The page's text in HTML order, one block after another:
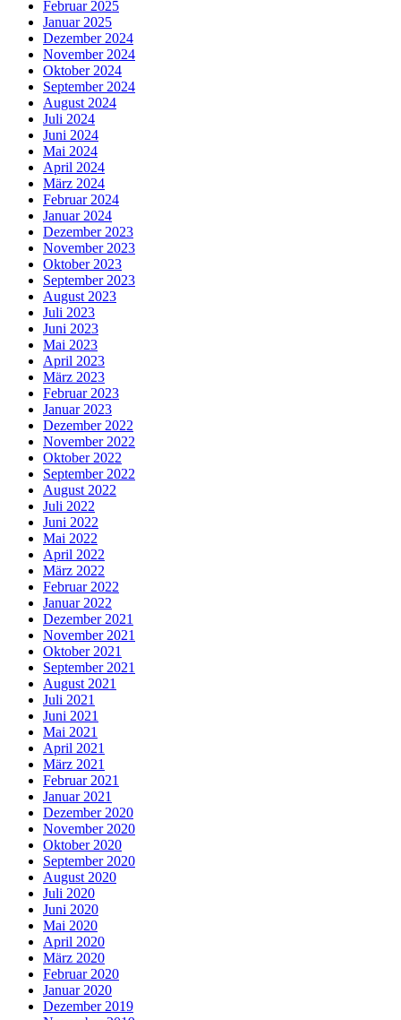
Februar 2025
Januar 2025
Dezember 2024
November 2024
Oktober 2024
September 2024
August 2024
Juli 2024
Juni 2024
Mai 2024
April 2024
März 2024
Februar 2024
Januar 2024
Dezember 2023
November 2023
Oktober 2023
September 2023
August 2023
Juli 2023
Juni 2023
Mai 2023
April 2023
März 2023
Februar 2023
Januar 2023
Dezember 2022
November 2022
Oktober 2022
September 2022
August 2022
Juli 2022
Juni 2022
Mai 2022
April 2022
März 2022
Februar 2022
Januar 2022
Dezember 2021
November 2021
Oktober 2021
September 2021
August 2021
Juli 2021
Juni 2021
Mai 2021
April 2021
März 2021
Februar 2021
Januar 2021
Dezember 2020
November 2020
Oktober 2020
September 2020
August 2020
Juli 2020
Juni 2020
Mai 2020
April 2020
März 2020
Februar 2020
Januar 2020
Dezember 2019